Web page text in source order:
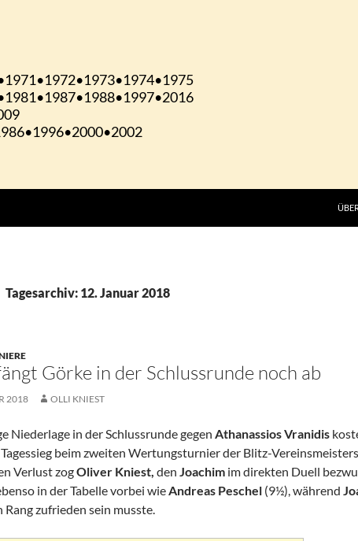
Tagesarchiv: 12. Januar 2018
Görke in der Schlussrunde noch ab
2018 OLLI KNIEST
Niederlage in der Schlussrunde gegen Athanassios Vranidis
beim zweiten Wertungsturnier der Blitz-
Verlust zogOliver Kniest, den Joachim im direkten Duell
in der Tabelle vorbei wieAndreas Peschel (9½), während
zufrieden sein musste.